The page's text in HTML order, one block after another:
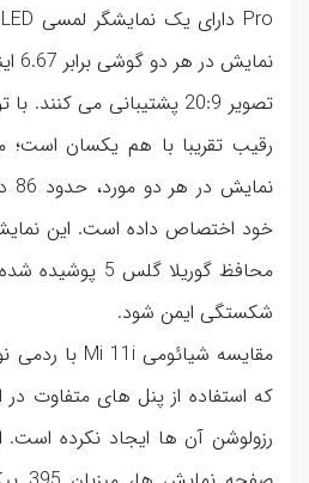
تصویر 20:9 پشتیبانی می
رقیب تقریبا با هم یکسان
خود اختصاص داده است. این
محافظ گوریلا
شکستگی ایمن شود.
که استفاده از پنل های متفاوت
رزولوشن آن ها ایجاد نکرده است.